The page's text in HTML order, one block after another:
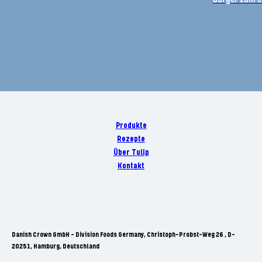
Produkte
Rezepte
Über Tulip
Kontakt
Danish Crown GmbH - Division Foods Germany, Christoph-Probst-Weg 26 , D-
20251, Hamburg, Deutschland